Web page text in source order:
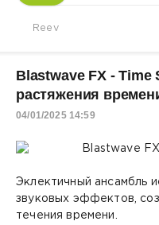
Reev
Blastwave FX - Time
растяжения
04/01/2025 14:59
Эклектичный ансамбль
звуковых эффектов,
течения времени.